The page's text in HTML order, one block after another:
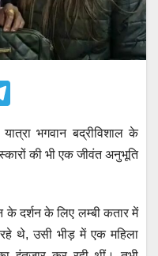
e
m
भगवान बद्रीविशाल के
की भी एक जीवंत अनुभूति
दर्शन के लिए लम्बी कतार में
थे, उसी भीड़ में एक महिला